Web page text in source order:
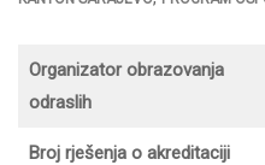
Organizator obrazovanja
odraslih
Broj rješenja o akreditaciji